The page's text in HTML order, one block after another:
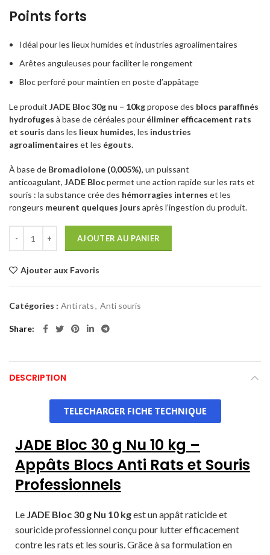
Points forts
Idéal pour les lieux humides et industries agroalimentaires
Arêtes anguleuses pour faciliter le rongement
Bloc perforé pour maintien en poste d’appâtage
Le produit JADE Bloc 30g nu – 10kgpropose des blocs paraffinés
hydrofuges à base de céréales pour éliminer efficacement rats
et souris dans les lieux humides, les industries
agroalimentaires et les égouts.
À base de Bromadiolone (0,005%), un puissant
anticoagulant, JADE Blocpermet une action rapide sur les rats et
souris : la substance crée des hémorragies internes et les
rongeurs meurent quelques jours après l’ingestion du produit.
AJOUTER AU PANIER
Ajouter aux Favoris
Catégories : Anti rats, Anti souris
Share
DESCRIPTION
TELECHARGER FICHE TECHNIQUE
JADE Bloc 30 g Nu 10 kg –
Appâts Blocs Anti Rats et Souris
Professionnels
Le JADE Bloc 30 g Nu 10 kgest un appât raticide et
souricide professionnel conçu pour lutter efficacement
contre les rats et les souris. Grâce à sa formulation en